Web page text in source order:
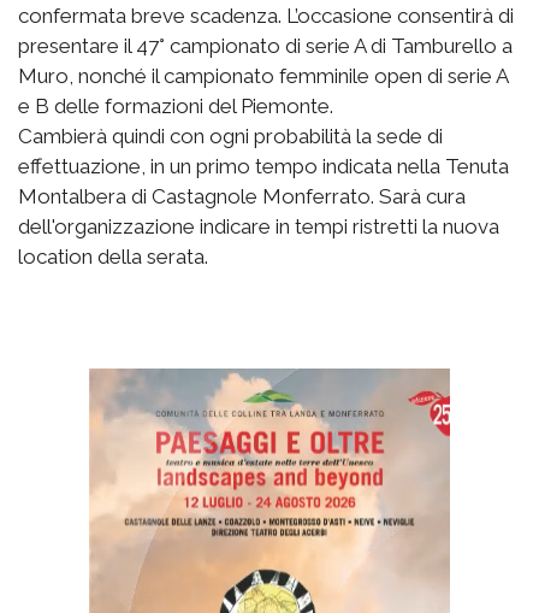
confermata breve scadenza. L’occasione consentirà di
presentare il 47° campionato di serie A di Tamburello a
Muro, nonché il campionato femminile open di serie A
e B delle formazioni del Piemonte.
Cambierà quindi con ogni probabilità la sede di
effettuazione, in un primo tempo indicata nella Tenuta
Montalbera di Castagnole Monferrato. Sarà cura
dell'organizzazione indicare in tempi ristretti la nuova
location della serata.